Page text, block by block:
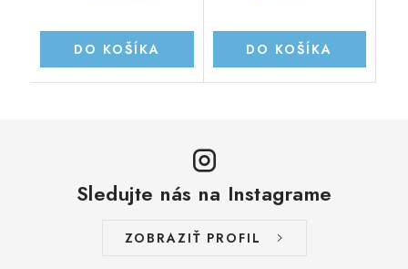
DO KOŠÍKA DO KOŠÍKA
Sledujte nás na Instagrame
ZOBRAZIŤ PROFIL